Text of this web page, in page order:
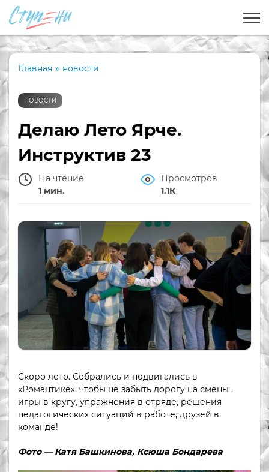
Главная » новости
НОВОСТИ
Делаю Лето Ярче.
Инструктив 23
На чтение
1 мин.
Просмотров
1.1К
Скоро лето. Собрались и подвигались в
«Романтике», чтобы не забыть дорогу на смены ,
игры в кругу, упражнения в отряде, решения
педагогических ситуаций в работе, друзей в
команде!
Фото — Катя Башкинова, Ксюша Бондарева